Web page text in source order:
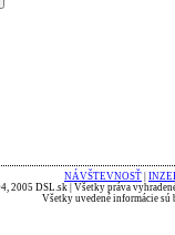
NÁVŠTEVNOSŤ
2005 DSL.sk | Všetky práva
Všetky uvedené informácie sú